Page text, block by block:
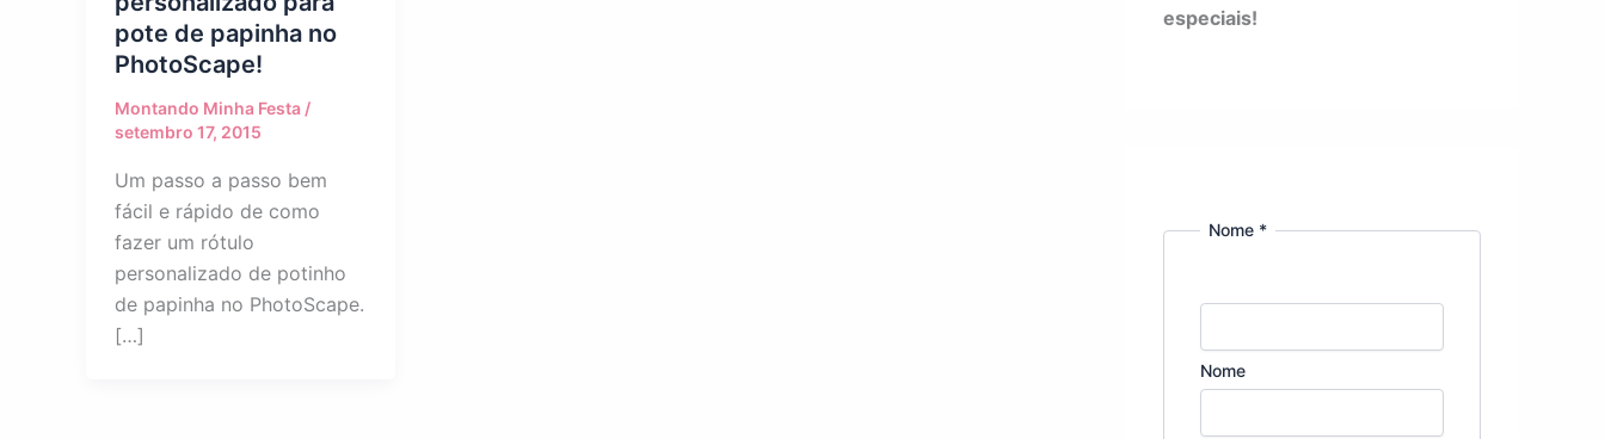
pote de papinha no
PhotoScape!
Montando Minha Festa /
setembro 17, 2015
Um passo a passo bem
fácil e rápido de como
fazer um rótulo
personalizado de potinho
de papinha no PhotoScape.
[…]
especiais!
Nome *
Nome